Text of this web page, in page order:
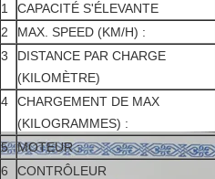
1 CAPACITÉ S'ÉLEVANTE
2
MAX. SPEED (KM/H) :
3
DISTANCE PAR CHARGE
(KILOMÈTRE)
4
CHARGEMENT DE MAX
(KILOGRAMMES) :
5 MOTEUR :
6
CONTRÔLEUR